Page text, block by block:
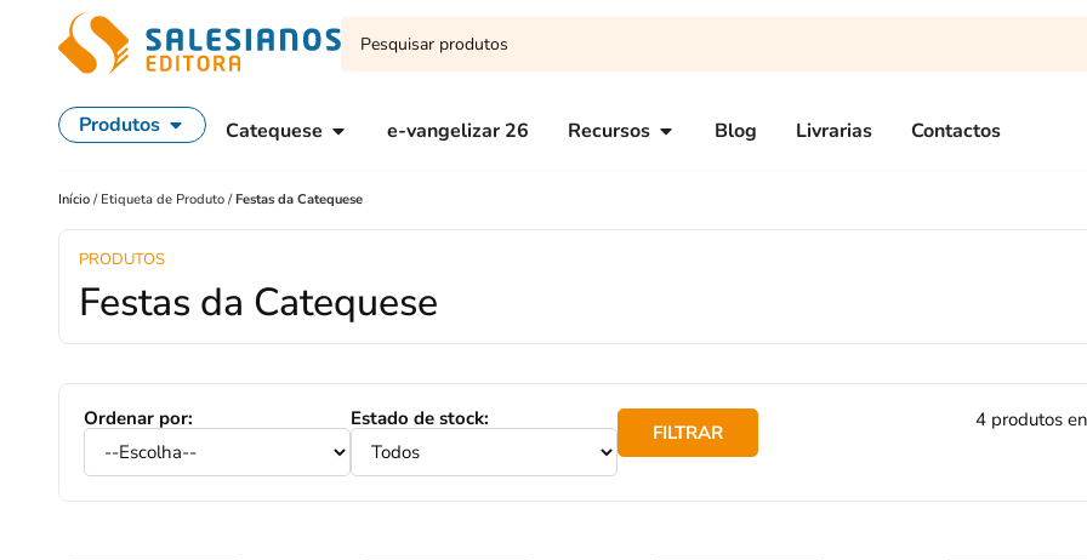
Produtos Catequese e-vangelizar 26 Recursos Blog Livrarias Contactos
Início / Etiqueta de Produto /Festas da Catequese
PRODUTOS
Festas da Catequese
Ordenar por: Estado de stock:
FILTRAR
4 produtos